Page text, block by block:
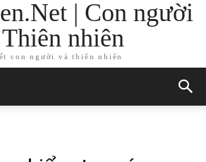
| Con người
nhiên
con người và thiên nhiên